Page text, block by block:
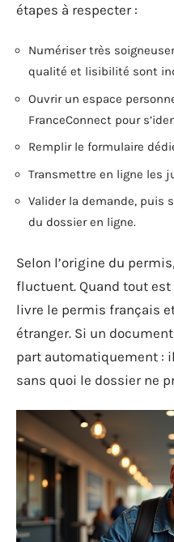
étapes à respecter :
Numériser très
qualité et lisibilité sont
Ouvrir un espace
FranceConnect pour
Remplir le formulaire
Transmettre en ligne les
Valider la demande, puis
du dossier en ligne.
Selon l’origine du
fluctuent. Quand tout
livre le permis français
étranger. Si un
part automatiquement :
sans quoi le dossier ne